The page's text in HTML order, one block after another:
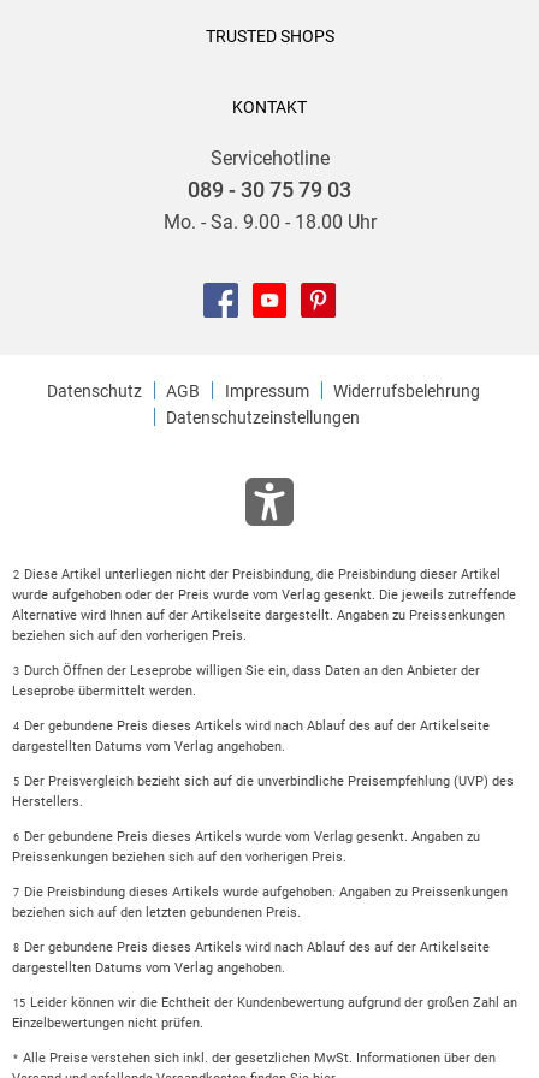
jeder Dialog ein Ereignis ist, das tröstet. Christine Paxmann,
vor allem auch die emotionale Partitur zum Klingen.
Seitenweise Kinderliteratur
Debüt vor. Einfühlend und warmherzig erzählt die gebürtige
Kalifornierin von zwei Geschwistern, die eng
Wasser sind, von Rollenbildern und Genderraster und davon,
dass ein Dach über dem Kopf, saubere Kleidung und
Ein berührender Roman für Kinder ab 11 J. Elternforum
Mein Kinderbuch-Highlight der letzten Monate. Katharina
Mahrenholtz, NDR Podcast eat Read sleep
Es ist ein besonders gelungenes und großartig komponiertes
hier vorlegt: Sie erzählt in leichtem Ton von einer ganzen
Charaktere sich stellen müssen. Rosa Schmidt-Vierthaler, Die
Presse
TRUSTED SHOPS
KONTAKT
Servicehotline
089 - 30 75 79 03
Mo. - Sa. 9.00 - 18.00 Uhr
Datenschutz AGB Impressum
Widerrufsbelehrung
Datenschutzeinstellungen
2 Diese Artikel unterliegen nicht der Preisbindung, die Preisbindung dieser Artikel
wurde aufgehoben oder der Preis wurde vom Verlag gesenkt. Die jeweils zutreffende
Alternative wird Ihnen auf der Artikelseite dargestellt. Angaben zu Preissenkungen
beziehen sich auf den vorherigen Preis.
3 Durch Öffnen der Leseprobe willigen Sie ein, dass Daten an den Anbieter der
Leseprobe übermittelt werden.
4 Der gebundene Preis dieses Artikels wird nach Ablauf des auf der Artikelseite
dargestellten Datums vom Verlag angehoben.
5 Der Preisvergleich bezieht sich auf die unverbindliche Preisempfehlung (UVP) des
Herstellers.
6 Der gebundene Preis dieses Artikels wurde vom Verlag gesenkt. Angaben zu
Preissenkungen beziehen sich auf den vorherigen Preis.
7 Die Preisbindung dieses Artikels wurde aufgehoben. Angaben zu Preissenkungen
beziehen sich auf den letzten gebundenen Preis.
8 Der gebundene Preis dieses Artikels wird nach Ablauf des auf der Artikelseite
dargestellten Datums vom Verlag angehoben.
15 Leider können wir die Echtheit der Kundenbewertung aufgrund der großen Zahl an
Einzelbewertungen nicht prüfen.
* Alle Preise verstehen sich inkl. der gesetzlichen MwSt. Informationen über den